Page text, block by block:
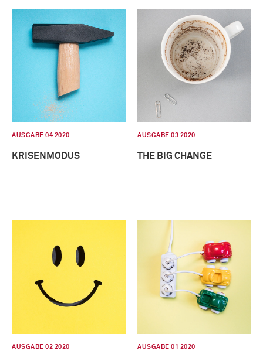
AUSGABE 04 2020
KRISENMODUS
AUSGABE 03 2020
THE BIG CHANGE
AUSGABE 02 2020 AUSGABE 01 2020